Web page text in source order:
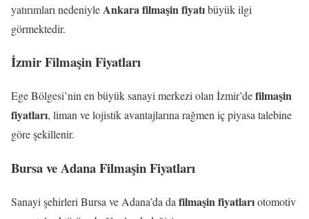
yatırımları nedeniyleAnkara filmaşin fiyatıbüyük ilgi
görmektedir.
İzmir Filmaşin Fiyatları
Ege Bölgesi’nin en büyük sanayi merkezi olan İzmir’defilmaşin
fiyatları, liman ve lojistik avantajlarına rağmen iç piyasa talebine
göre şekillenir.
Bursa ve Adana Filmaşin Fiyatları
Sanayi şehirleri Bursa ve Adana’da da filmaşin fiyatlarıotomotiv